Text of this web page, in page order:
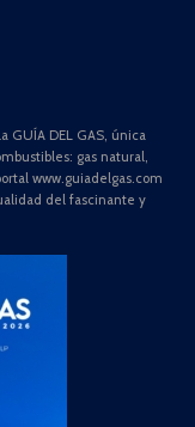
GUÍA DEL GAS, única
gas natural,
www.guiadelgas.com
del fascinante y